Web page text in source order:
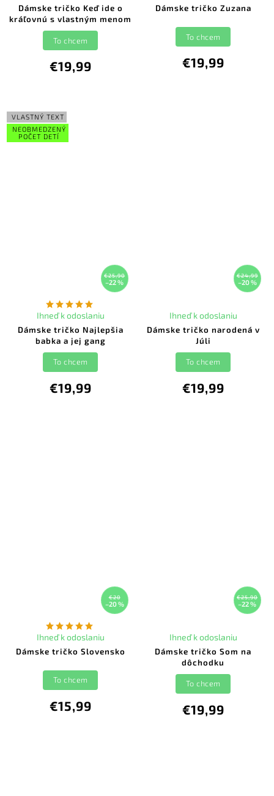
Dámske tričko Keď ide o
kráľovnú s vlastným menom
€19,99
To chcem
Dámske tričko Zuzana
€19,99
To chcem
VLASTNÝ TEXT
NEOBMEDZENÝ
POČET DETÍ
€25,90
–22 %
Dámske tričko Najlepšia
babka a jej gang
Ihneď k odoslaniu
€19,99
To chcem
€24,99
–20 %
Dámske tričko narodená v
Júli
Ihneď k odoslaniu
€19,99
To chcem
€20
–20 %
Dámske tričko Slovensko
Ihneď k odoslaniu
€15,99
To chcem
€25,90
–22 %
Dámske tričko Som na
dôchodku
Ihneď k odoslaniu
€19,99
To chcem